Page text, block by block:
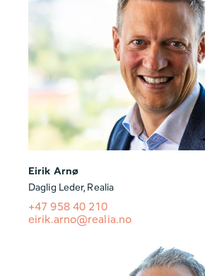
Eirik Arnø
Daglig Leder, Realia
+47 958 40 210
eirik.arno@realia.no